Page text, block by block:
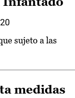
sujeto a las
medidas